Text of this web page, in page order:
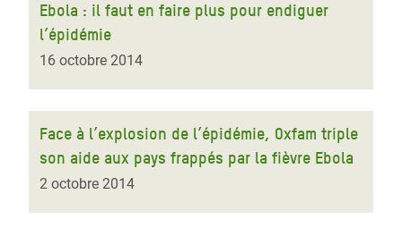
Ebola : il faut en faire plus pour endiguer
l’épidémie
16 octobre 2014
Face à l’explosion de l’épidémie, Oxfam triple
son aide aux pays frappés par la fièvre Ebola
2 octobre 2014